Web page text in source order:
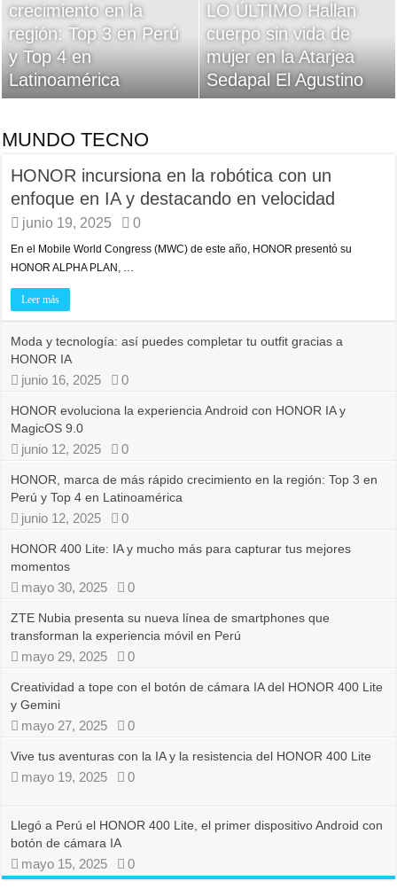
crecimiento en la
región: Top 3 en Perú
y Top 4 en
Latinoamérica
LO ÚLTIMO Hallan
cuerpo sin vida de
mujer en la Atarjea
Sedapal El Agustino
Recursos humanos:
cinco beneficios del
entretenimiento para
atraer y retener talento
presente en laCumbre
Mundial Sostenibilidad
(ISLMS 2025) en
Hungría
MUNDO TECNO
HONOR incursiona en la robótica con un
enfoque en IA y destacando en velocidad
junio 19, 2025 0
En el Mobile World Congress (MWC) de este año, HONOR presentó su
HONOR ALPHA PLAN, …
Leer más
Moda y tecnología: así puedes completar tu outfit gracias a
HONOR IA
junio 16, 2025 0
HONOR evoluciona la experiencia Android con HONOR IA y
MagicOS 9.0
junio 12, 2025 0
HONOR, marca de más rápido crecimiento en la región: Top 3 en
Perú y Top 4 en Latinoamérica
junio 12, 2025 0
HONOR 400 Lite: IA y mucho más para capturar tus mejores
momentos
mayo 30, 2025 0
ZTE Nubia presenta su nueva línea de smartphones que
transforman la experiencia móvil en Perú
mayo 29, 2025 0
Creatividad a tope con el botón de cámara IA del HONOR 400 Lite
y Gemini
mayo 27, 2025 0
Vive tus aventuras con la IA y la resistencia del HONOR 400 Lite
mayo 19, 2025 0
Llegó a Perú el HONOR 400 Lite, el primer dispositivo Android con
botón de cámara IA
mayo 15, 2025 0